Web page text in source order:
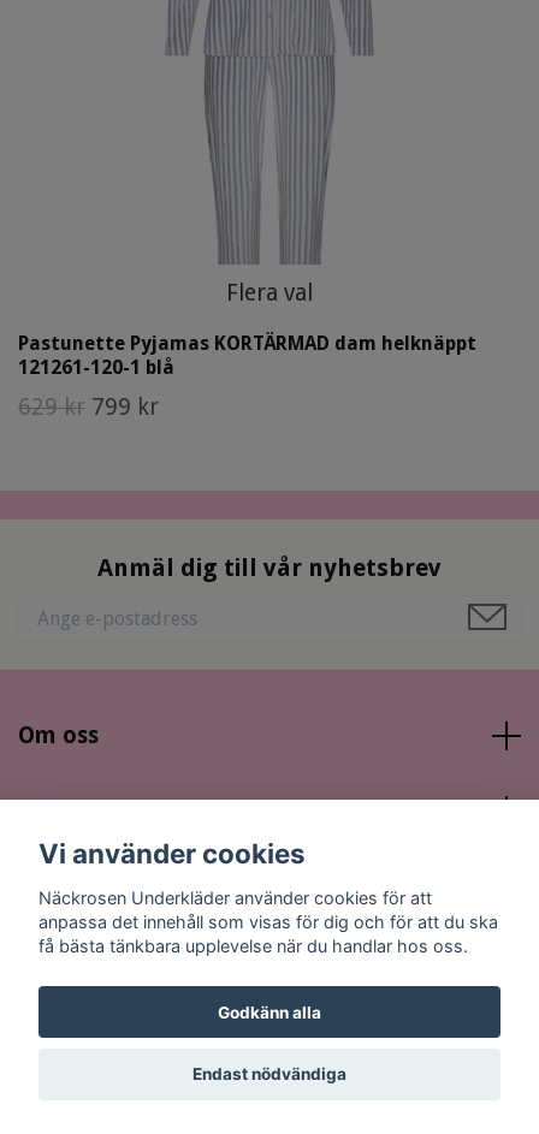
Flera val
Pastunette Pyjamas KORTÄRMAD dam helknäppt
121261-120-1 blå
629 kr 799 kr
Anmäl dig till vår nyhetsbrev
Om oss
Sociala medier
© 2026 Näckrosen Underkläder
Vi använder cookies
Näckrosen Underkläder använder cookies för att
anpassa det innehåll som visas för dig och för att du ska
få bästa tänkbara upplevelse när du handlar hos oss.
Godkänn alla
Endast nödvändiga